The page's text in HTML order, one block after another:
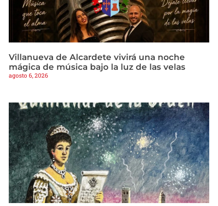
Villanueva de Alcardete vivirá una noche
mágica de música bajo la luz de las velas
agosto 6, 2026